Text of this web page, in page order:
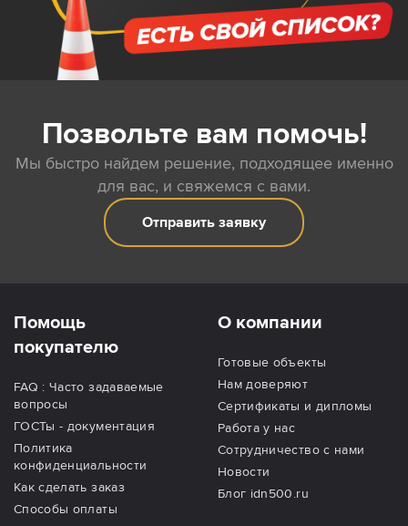
Позвольте вам помочь!
Мы быстро найдем решение, подходящее именно
для вас, и свяжемся с вами.
Отправить заявку
Помощь
покупателю
FAQ : Часто задаваемые
вопросы
ГОСТы - документация
Политика
конфиденциальности
Как сделать заказ
Способы оплаты
О компании
Готовые объекты
Нам доверяют
Сертификаты и дипломы
Работа у нас
Сотрудничество с нами
Новости
Блог idn500.ru